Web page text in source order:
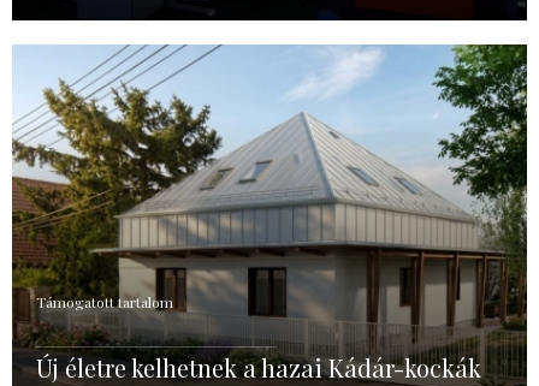
Támogatott tartalom
Új életre kelhetnek a hazai Kádár-kockák